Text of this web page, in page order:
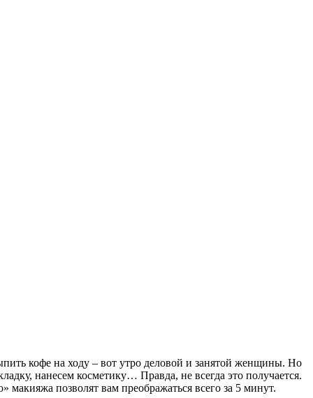
кофе на ходу – вот утро деловой и занятой женщины. Но
нанесем косметику… Правда, не всегда это получается.
макияжа позволят вам преображаться всего за 5 минут.